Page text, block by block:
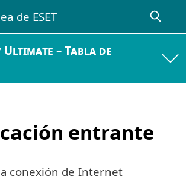
Ultimate – Tabla de
entrante
conexión de Internet